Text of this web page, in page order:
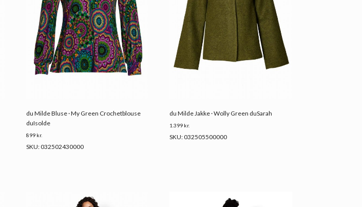
du Milde Bluse · My Green Crochetblouse
duIsolde
899 kr.
SKU: 032502430000
du Milde Jakke · Wolly Green duSarah
1.399 kr.
SKU: 032505500000